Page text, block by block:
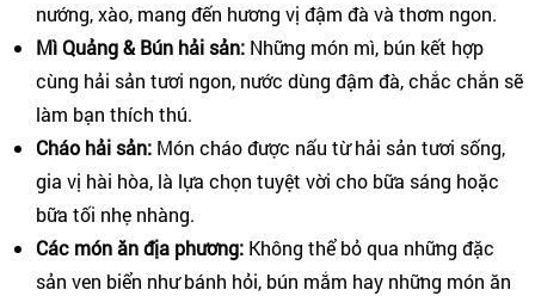
nướng, xào, mang đến hương vị đậm đà và thơm ngon.
Mì Quảng & Bún hải sản: Những món mì, bún kết hợp
cùng hải sản tươi ngon, nước dùng đậm đà, chắc chắn sẽ
làm bạn thích thú.
Cháo hải sản: Món cháo được nấu từ hải sản tươi sống,
gia vị hài hòa, là lựa chọn tuyệt vời cho bữa sáng hoặc
bữa tối nhẹ nhàng.
Các món ăn địa phương: Không thể bỏ qua những đặc
sản ven biển như bánh hỏi, bún mắm hay những món ăn